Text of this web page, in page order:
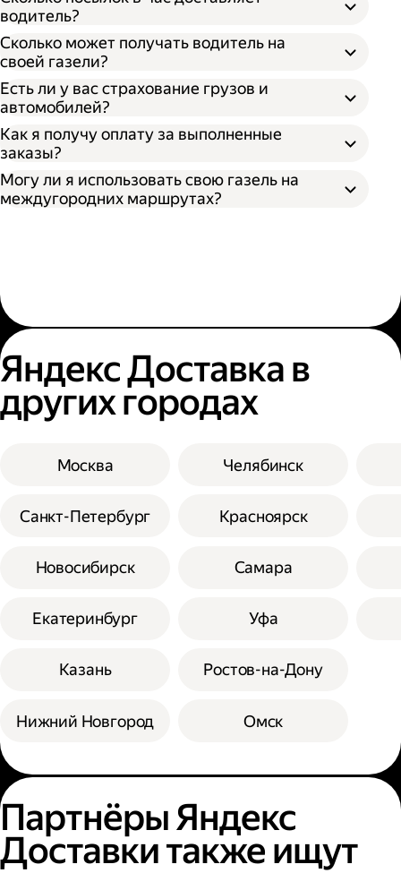
водитель?
Сколько может получать водитель на
своей газели?
Есть ли у вас страхование грузов и
автомобилей?
Как я получу оплату за выполненные
заказы?
Могу ли я использовать свою газель на
междугородних маршрутах?
Яндекс Доставка в
других городах
Москва
Санкт-Петербург
Новосибирск
Екатеринбург
Казань
Нижний Новгород
Челябинск
Красноярск
Самара
Уфа
Ростов-на-Дону
Омск
Партнёры Яндекс
Доставки также ищут